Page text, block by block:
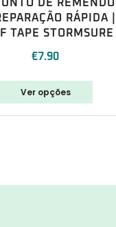
DE
RÁPIDA |
TAPE STORMSURE
€7.90
Ver opções